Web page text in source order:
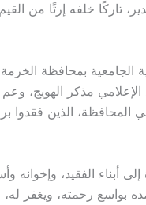
تاركًا خلفه إرثًا من القيم
الجامعية بمحافظة الخرمة
مذكر الهويج، وعم
المحافظة، الذين فقدوا
أبناء الفقيد، وإخوانه
بواسع رحمته، ويغفر له،